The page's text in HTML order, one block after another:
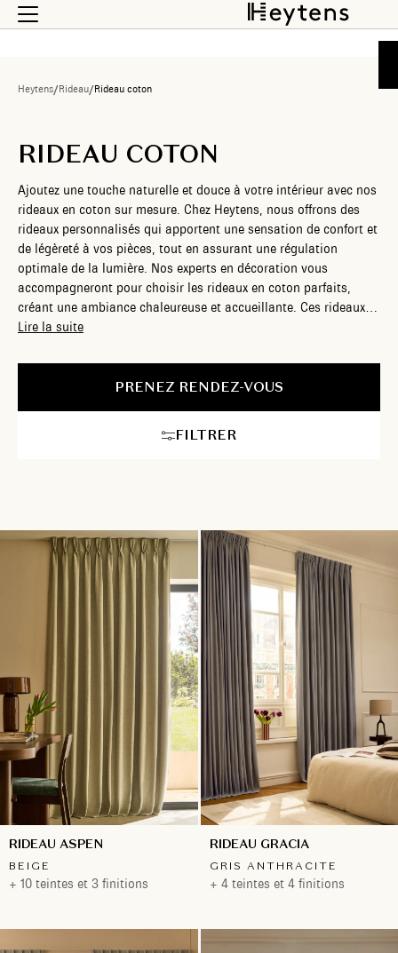
Heytens/Rideau/Rideau coton
RIDEAU COTON
Ajoutez une touche naturelle et douce à votre intérieur avec nos
rideaux en coton sur mesure. Chez Heytens, nous offrons des
rideaux personnalisés qui apportent une sensation de confort et
de légèreté à vos pièces, tout en assurant une régulation
optimale de la lumière. Nos experts en décoration vous
accompagneront pour choisir les rideaux en coton parfaits,
créant une ambiance chaleureuse et accueillante. Ces rideaux
sont idéaux pour une esthétique simple et élégante.
Lire la suite
PRENEZ RENDEZ-VOUS
FILTRER
RIDEAU ASPEN
BEIGE
+ 10 teintes et 3 finitions
RIDEAU GRACIA
GRIS ANTHRACITE
+ 4 teintes et 4 finitions